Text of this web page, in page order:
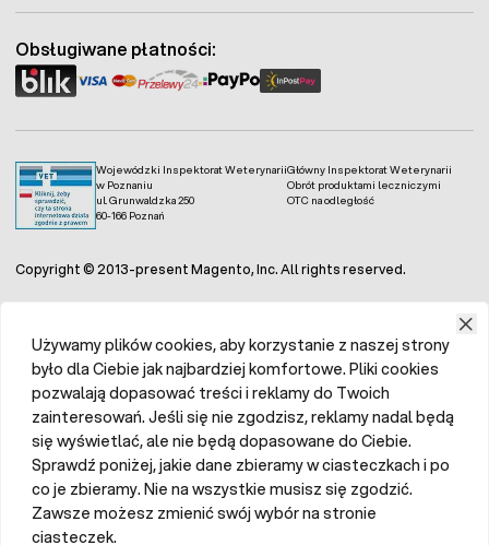
Wojewódzki Inspektorat Weterynarii
w Poznaniu
ul. Grunwaldzka 250
60-166 Poznań
Główny Inspektorat Weterynarii
Obrót produktami leczniczymi
OTC na odległość
Obsługiwane płatności:
Copyright © 2013-present Magento, Inc. All rights reserved.
Używamy plików cookies, aby korzystanie z naszej strony
było dla Ciebie jak najbardziej komfortowe. Pliki cookies
pozwalają dopasować treści i reklamy do Twoich
zainteresowań. Jeśli się nie zgodzisz, reklamy nadal będą
się wyświetlać, ale nie będą dopasowane do Ciebie.
Sprawdź poniżej, jakie dane zbieramy w ciasteczkach i po
co je zbieramy. Nie na wszystkie musisz się zgodzić.
Zawsze możesz zmienić swój wybór na stronie
ciasteczek.